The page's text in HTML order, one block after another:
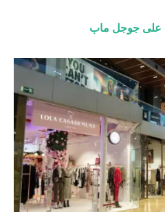
على جوجل ماب